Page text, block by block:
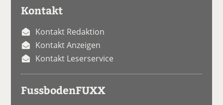
Kontakt
Kontakt Redaktion
Kontakt Anzeigen
Kontakt Leserservice
FussbodenFUXX